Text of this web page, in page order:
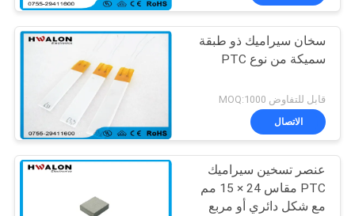
سخان سيراميك ذو طبقة
سميكة من نوع PTC
قابل للتفاوض MOQ:1000
الاتصال
عنصر تسخين سيراميك
PTC مقاس 24 × 15 مم
مع شكل دائري أو مربع